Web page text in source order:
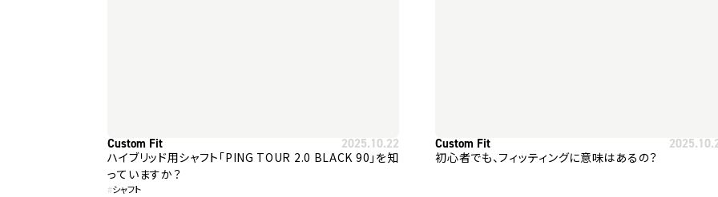
Custom Fit 2025.10.22
ハイブリッド用シャフト「PING TOUR 2.0 BLACK 90」を知
っていますか？
#シャフト
Custom Fit
初心者でも、フィッティングに意味はあるの？